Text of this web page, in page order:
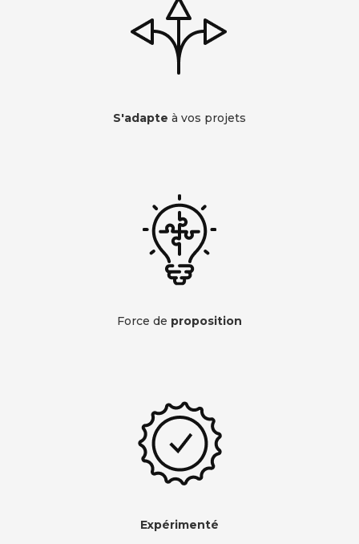
S'adapte à vos projets
Force de proposition
Expérimenté